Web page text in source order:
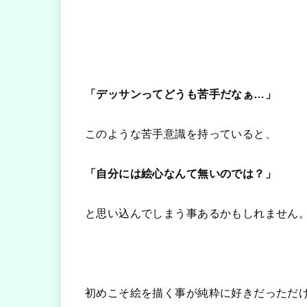
「デッサンってどうも苦手だなぁ…」
このような苦手意識を持っていると、
「自分には絵心なんて無いのでは？」
と思い込んでしまう事あるかもしれません。
初めこそ絵を描く事が純粋に好きだっただけ